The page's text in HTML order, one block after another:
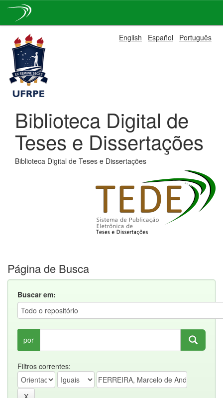
navigation
English Español Português
Biblioteca Digital de
Teses e Dissertações
Biblioteca Digital de Teses e Dissertações
Página de Busca
Buscar em:
por
Filtros correntes: